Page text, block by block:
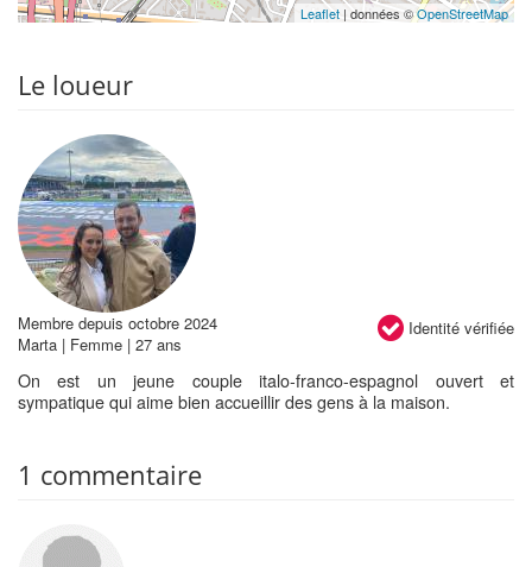
Leaflet | données ©OpenStreetMap
Le loueur
Identité vérifiée
Membre depuis octobre 2024
Marta | Femme | 27 ans
On est un jeune couple italo-franco-espagnol ouvert et
sympatique qui aime bien accueillir des gens à la maison.
1 commentaire